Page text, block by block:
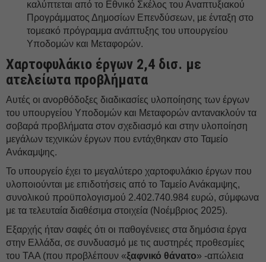
καλύπτεται από το Εθνικό Σκέλος του Αναπτυξιακού
Προγράμματος Δημοσίων Επενδύσεων, με ένταξη στο
τομεακό πρόγραμμα ανάπτυξης του υπουργείου
Υποδομών και Μεταφορών.
Χαρτοφυλάκιο έργων 2,4 δισ. με
ατελείωτα προβλήματα
Αυτές οι ανορθόδοξες διαδικασίες υλοποίησης των έργων
του υπουργείου Υποδομών και Μεταφορών αντανακλούν τα
σοβαρά προβλήματα στον σχεδιασμό και στην υλοποίηση
μεγάλων τεχνικών έργων που εντάχθηκαν στο Ταμείο
Ανάκαμψης.
Το υπουργείο έχει το μεγαλύτερο χαρτοφυλάκιο έργων που
υλοποιούνται με επιδοτήσεις από το Ταμείο Ανάκαμψης,
συνολικού προϋπολογισμού 2.402.740.984 ευρώ, σύμφωνα
με τα τελευταία διαθέσιμα στοιχεία (Νοέμβριος 2025).
Εξαρχής ήταν σαφές ότι οι παθογένειες στα δημόσια έργα
στην Ελλάδα, σε συνδυασμό με τις αυστηρές προθεσμίες
του ΤΑΑ (που προβλέπουν «ξαφνικό θάνατο» -απώλεια